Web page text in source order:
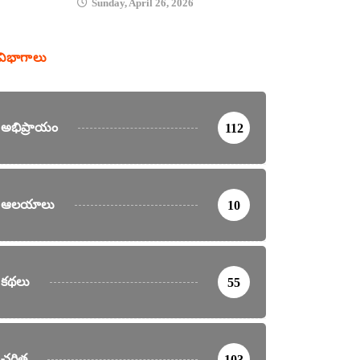
Sunday, April 26, 2026
అభిప్రాయం 112
ఆలయాలు 10
కథలు 55